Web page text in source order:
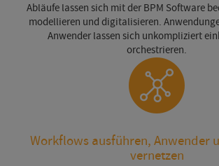
Abläufe lassen sich mit der BPM Software
modellieren und digitalisieren.
Anwender lassen sich unkompliziert
orchestrieren.
Workflows ausführen, Anwender
vernetzen